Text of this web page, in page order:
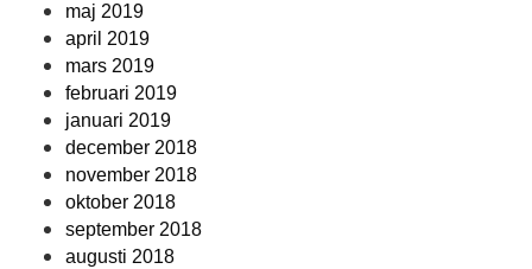
maj 2019
april 2019
mars 2019
februari 2019
januari 2019
december 2018
november 2018
oktober 2018
september 2018
augusti 2018